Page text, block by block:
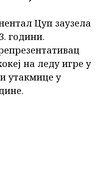
Цуп заузела
години.
на леду игре у
утакмице у